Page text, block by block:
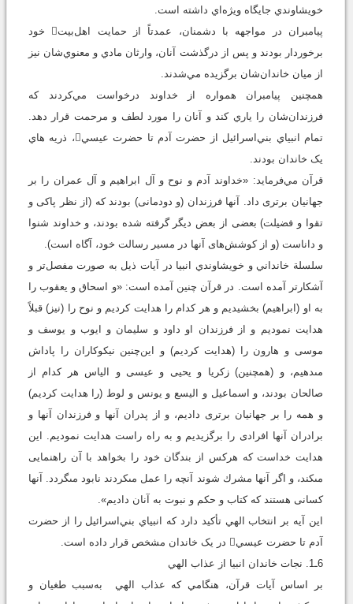
خويشاوندي جايگاه ويژه‌اي داشته است.
پيامبران در مواجهه با دشمنان، عمدتاً از حمايت اهل‌بيت خود
برخوردار بودند و پس از درگذشت آنان، وارثان مادي و معنوي‌شان نيز
از ميان خاندان‌شان برگزيده مي‌شدند.
همچنين پيامبران همواره از خداوند درخواست مي‌کردند که
فرزندان‌شان را ياري کند و آنان را مورد لطف و مرحمت قرار دهد.
تمام انبياي بني‌اسرائيل از حضرت آدم تا حضرت عيسي، ذريه هاي
يک خاندان بودند.
قرآن مي‌فرمايد: «خداوند آدم و نوح و آل ابراهيم و آل عمران را بر
جهانيان برترى داد. آنها فرزندان (و دودمانى) بودند كه (از نظر پاكى و
تقوا و فضيلت) بعضى از بعض ديگر گرفته شده بودند، و خداوند شنوا
و داناست (و از كوشش‌هاى آنها در مسير رسالت خود، آگاه است).
سلسلة خانداني و خويشاوندي انبيا در آيات ذيل به صورت مفصل‌تر و
آشکارتر آمده است. در قرآن چنين آمده است: «و اسحاق و يعقوب را
به او (ابراهيم) بخشيديم و هر كدام را هدايت كرديم و نوح را (نيز) قبلاً
هدايت نموديم و از فرزندان او داود و سليمان و ايوب و يوسف و
موسى و هارون را (هدايت كرديم) و اين‌چنين نيكوكاران را پاداش
مى‏دهيم، و (همچنين) زكريا و يحيى و عيسى و الياس هر كدام از
صالحان بودند، و اسماعيل و اليسع و يونس و لوط (را هدايت کرديم)
و همه را بر جهانيان برترى داديم، و از پدران آنها و فرزندان آنها و
برادران آنها افرادى را برگزيديم و به راه راست هدايت نموديم. اين
هدايت خداست كه هركس از بندگان خود را بخواهد با آن راهنمايى
مى‏كند، و اگر آنها مشرك شوند آنچه را عمل مى‏كردند نابود مى‏گردد. آنها
كسانى هستند كه كتاب و حكم و نبوت به آنان داديم».
اين آيه بر انتخاب الهي تأکيد دارد که انبياي بني‌اسرائيل را از حضرت
آدم تا حضرت عيسي در يک خاندان مشخص قرار داده است.
6ـ1. نجات خاندان انبيا از عذاب الهي
بر اساس آيات قرآن، هنگامي که عذاب الهي به‌سبب طغيان و